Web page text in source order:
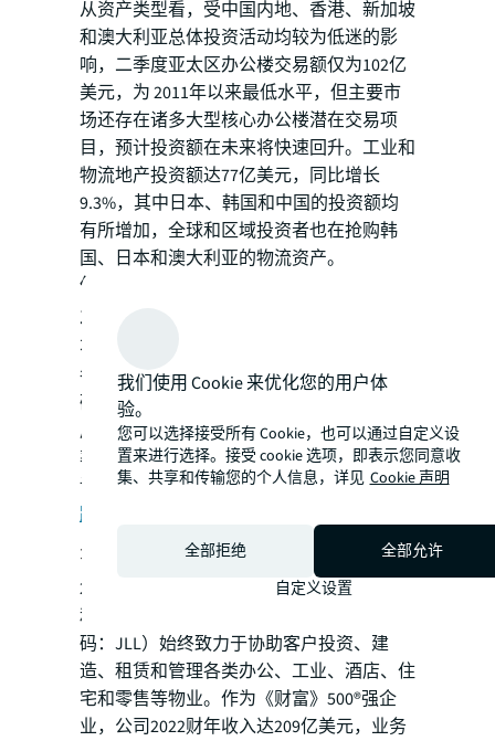
从资产类型看，受中国内地、香港、新加坡
和澳大利亚总体投资活动均较为低迷的影
响，二季度亚太区办公楼交易额仅为102亿
美元，为 2011年以来最低水平，但主要市
场还存在诸多大型核心办公楼潜在交易项
目，预计投资额在未来将快速回升。工业和
物流地产投资额达77亿美元，同比增长
9.3%，其中日本、韩国和中国的投资额均
有所增加，全球和区域投资者也在抢购韩
国、日本和澳大利亚的物流资产。
仲量联行亚太区资本市场投资者信息及策略
主管Pamela Ambler
不同的利率和债务市场波动的影响，亚太区
各市场的资产定价可能会充满不同程度的不
确定性。长远来看，一些主要经济体的加息
周期可能会延长，从而持续影响短期贷款利
率，但投资活动应该会逐渐开始回暖。”
请下载仲量联行2023年二季度亚太区资本追
踪
关于仲量联行
200多年来，作为全球领先的商业地产服务
和投资管理公司，仲量联行（纽交所交易代
码：JLL）始终致力于协助客户投资、建
造、租赁和管理各类办公、工业、酒店、住
宅和零售等物业。作为《财富》500®强企
业，公司2022财年收入达209亿美元，业务
我们使用 Cookie 来优化您的用户体
验。
您可以选择接受所有 Cookie，也可以通过自定义设
置来进行选择。接受 cookie 选项，即表示您同意收
集、共享和传输您的个人信息，详见 Cookie 声明
全部拒绝
全部允许
自定义设置